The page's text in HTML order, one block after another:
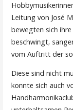
Leitung von José
bewegten sich
beschwingt,
vom Auftritt der
Diese sind nicht
konnte sich auch